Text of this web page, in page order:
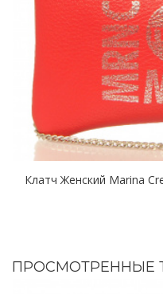
Клатч Женский Marina
ПРОСМОТРЕННЫЕ